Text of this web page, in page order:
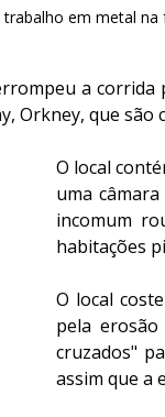
em metal na
a corrida
Orkney, que
O local
uma
incomum
habitações
O local
pela
cruzados"
assim que a